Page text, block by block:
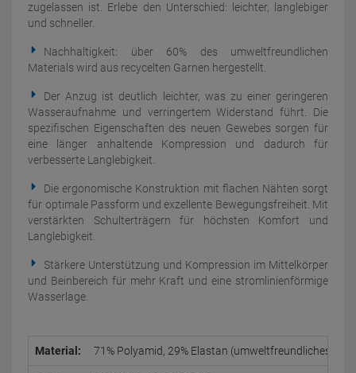
zugelassen ist. Erlebe den Unterschied: leichter, langlebiger
und schneller.
Nachhaltigkeit: über 60% des umweltfreundlichen
Materials wird aus recycelten Garnen hergestellt.
Der Anzug ist deutlich leichter, was zu einer geringeren
Wasseraufnahme und verringertem Widerstand führt. Die
spezifischen Eigenschaften des neuen Gewebes sorgen für
eine länger anhaltende Kompression und dadurch für
verbesserte Langlebigkeit.
Die ergonomische Konstruktion mit flachen Nähten sorgt
für optimale Passform und exzellente Bewegungsfreiheit. Mit
verstärkten Schulterträgern für höchsten Komfort und
Langlebigkeit.
Stärkere Unterstützung und Kompression im Mittelkörper
und Beinbereich für mehr Kraft und eine stromlinienförmige
Wasserlage.
Material: 71% Polyamid, 29% Elastan (umweltfreundliches